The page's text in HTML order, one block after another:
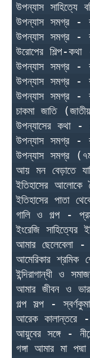
উপন্যাস
উপন্যাস সমগ্র -
উপন্যাস সমগ্র -
উরোপের শিল্প-
উপন্যাস সমগ্র -
উপন্যাস সমগ্র -
উপন্যাস সমগ্র -
চাকমা জাতি
উপন্যাসের কথা -
উপন্যাস সমগ্র -
উপন্যাস সমগ্র
আয় মন বেড়াতে
ইতিহাসের আলোকে
ইতিহাসের পাতা
গালি ও গল্প -
ইংরেজি
আমার ছেলেবেলা -
আমেরিকার
ইন্দিরাগান্ধী ও
আমার জীবন ও
গল্প সল্প -
আরেক
আয়ুবের সঙ্গে -
গঙ্গা আমার মা